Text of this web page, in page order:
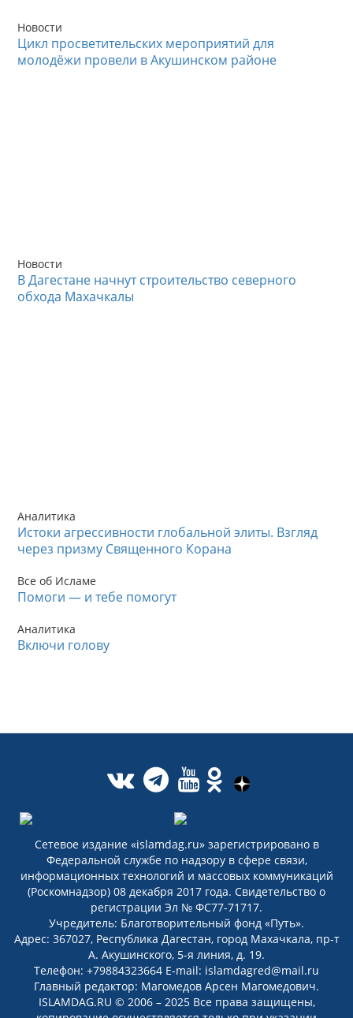
Новости
Цикл просветительских мероприятий для
молодёжи провели в Акушинском районе
Новости
В Дагестане начнут строительство северного
обхода Махачкалы
Аналитика
Истоки агрессивности глобальной элиты. Взгляд
через призму Священного Корана
Все об Исламе
Помоги — и тебе помогут
Аналитика
Включи голову
Сетевое издание «islamdag.ru» зарегистрировано в
Федеральной службе по надзору в сфере связи,
информационных технологий и массовых коммуникаций
(Роскомнадзор) 08 декабря 2017 года. Свидетельство о
регистрации Эл № ФС77-71717.
Учредитель: Благотворительный фонд «Путь».
Адрес: 367027, Республика Дагестан, город Махачкала, пр-т
А. Акушинского, 5-я линия, д. 19.
Телефон: +79884323664 E-mail: islamdagred@mail.ru
Главный редактор: Магомедов Арсен Магомедович.
ISLAMDAG.RU © 2006 – 2025 Все права защищены,